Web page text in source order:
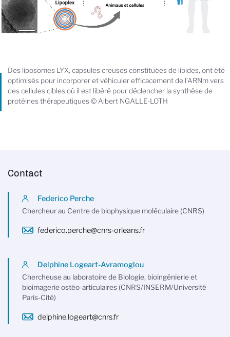
Des liposomes LYX, capsules creuses constituées de lipides, ont été
optimisés pour incorporer et véhiculer efficacement de l’ARNm vers
des cellules cibles où il est libéré pour déclencher la synthèse de
protéines thérapeutiques © Albert NGALLE-LOTH
Contact
Federico Perche
Chercheur au Centre de biophysique moléculaire (CNRS)
federico.perche@cnrs-orleans.fr
Delphine Logeart-Avramoglou
Chercheuse au laboratoire de Biologie, bioingénierie et
bioimagerie ostéo-articulaires (CNRS/INSERM/Université
Paris-Cité)
delphine.logeart@cnrs.fr